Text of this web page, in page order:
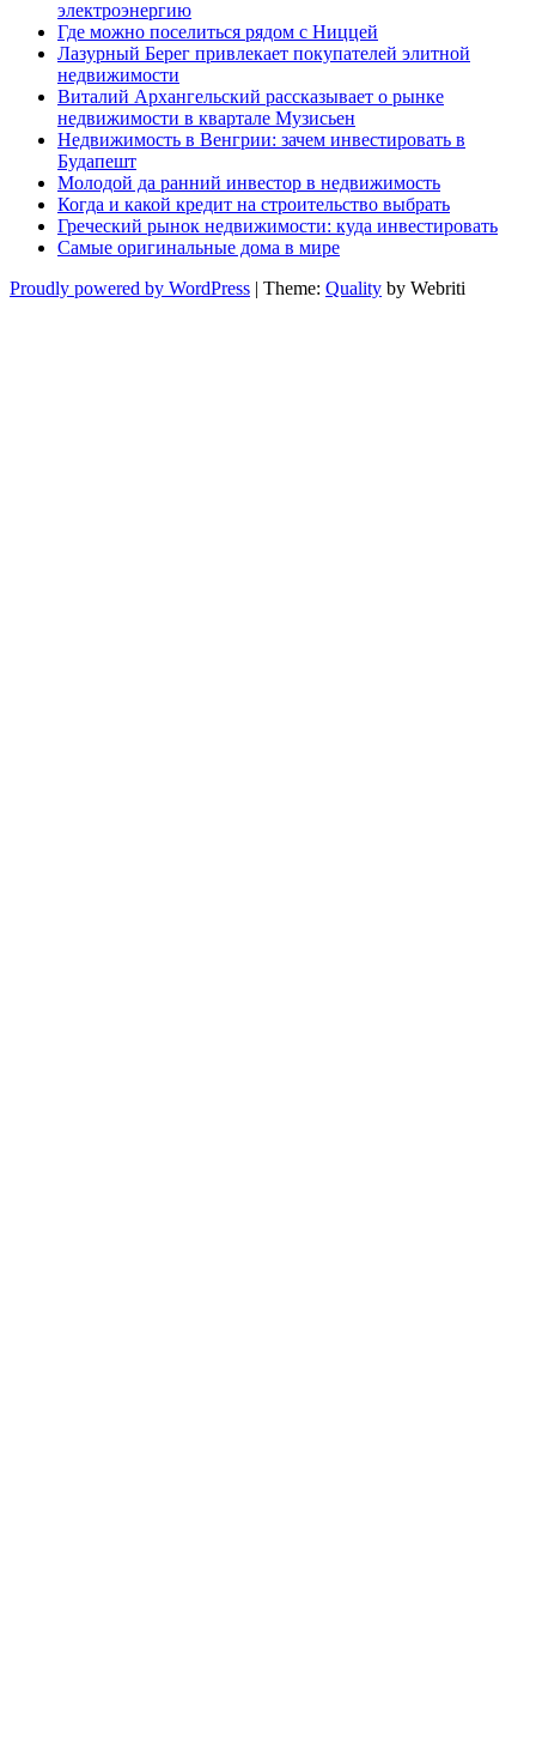
электроэнергию
Где можно поселиться рядом с Ниццей
Лазурный Берег привлекает покупателей элитной
недвижимости
Виталий Архангельский рассказывает о рынке
недвижимости в квартале Музисьен
Недвижимость в Венгрии: зачем инвестировать в
Будапешт
Молодой да ранний инвестор в недвижимость
Когда и какой кредит на строительство выбрать
Греческий рынок недвижимости: куда инвестировать
Самые оригинальные дома в мире
Proudly powered by WordPress | Theme: Quality by Webriti